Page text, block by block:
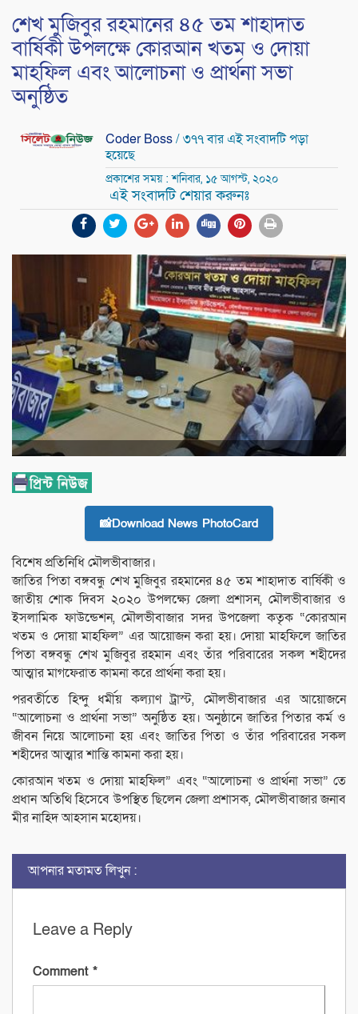
শেখ মুজিবুর রহমানের ৪৫ তম শাহাদাত
বার্ষিকী উপলক্ষে কোরআন খতম ও দোয়া
মাহফিল এবং আলোচনা ও প্রার্থনা সভা
অনুষ্ঠিত
Coder Boss/ ৩৭৭ বার এই সংবাদটি পড়া
হয়েছে
প্রকাশের সময় : শনিবার, ১৫ আগস্ট, ২০২০
এই সংবাদটি শেয়ার করুনঃ
📸Download News PhotoCard
বিশেষ প্রতিনিধি মৌলভীবাজার।
জাতির পিতা বঙ্গবন্ধু শেখ মুজিবুর রহমানের ৪৫ তম শাহাদাত বার্ষিকী ও
জাতীয় শোক দিবস ২০২০ উপলক্ষ্যে জেলা প্রশাসন, মৌলভীবাজার ও
ইসলামিক ফাউন্ডেশন, মৌলভীবাজার সদর উপজেলা কতৃক “কোরআন
খতম ও দোয়া মাহফিল” এর আয়োজন করা হয়। দোয়া মাহফিলে জাতির
পিতা বঙ্গবন্ধু শেখ মুজিবুর রহমান এবং তাঁর পরিবারের সকল শহীদের
আত্মার মাগফেরাত কামনা করে প্রার্থনা করা হয়।
পরবর্তীতে হিন্দু ধর্মীয় কল্যাণ ট্রাস্ট, মৌলভীবাজার এর আয়োজনে
“আলোচনা ও প্রার্থনা সভা” অনুষ্ঠিত হয়। অনুষ্ঠানে জাতির পিতার কর্ম ও
জীবন নিয়ে আলোচনা হয় এবং জাতির পিতা ও তাঁর পরিবারের সকল
শহীদের আত্মার শান্তি কামনা করা হয়।
কোরআন খতম ও দোয়া মাহফিল” এবং “আলোচনা ও প্রার্থনা সভা” তে
প্রধান অতিথি হিসেবে উপস্থিত ছিলেন জেলা প্রশাসক, মৌলভীবাজার জনাব
মীর নাহিদ আহসান মহোদয়।
আপনার মতামত লিখুন :
Leave a Reply
Comment *